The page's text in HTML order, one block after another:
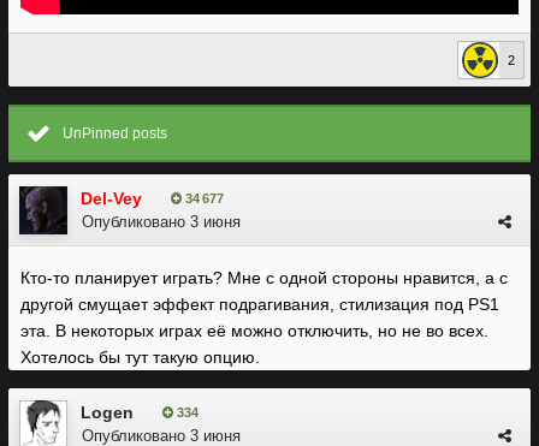
2
UnPinned posts
Del-Vey 34 677
Опубликовано 3 июня
Кто-то планирует играть? Мне с одной стороны нравится, а с
другой смущает эффект подрагивания, стилизация под PS1
эта. В некоторых играх её можно отключить, но не во всех.
Хотелось бы тут такую опцию.
Logen 334
Опубликовано 3 июня